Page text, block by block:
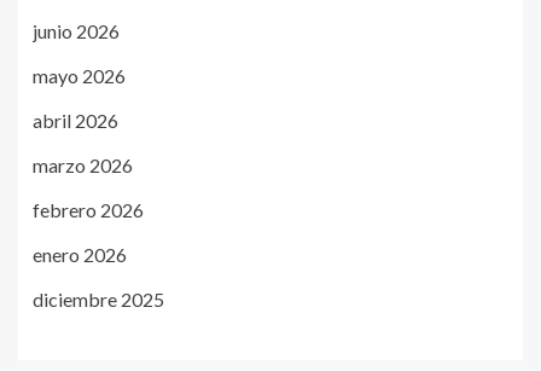
junio 2026
mayo 2026
abril 2026
marzo 2026
febrero 2026
enero 2026
diciembre 2025